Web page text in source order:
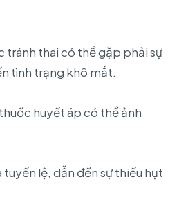
tránh thai có thể gặp phải sự
tình trạng khô mắt.
huyết áp có thể ảnh
lệ, dẫn đến sự thiếu hụt